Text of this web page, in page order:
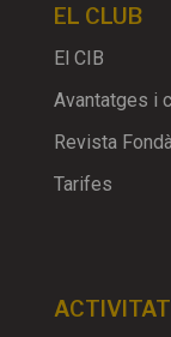
EL CLUB
El CIB
Avantatges i
Revista
Tarifes